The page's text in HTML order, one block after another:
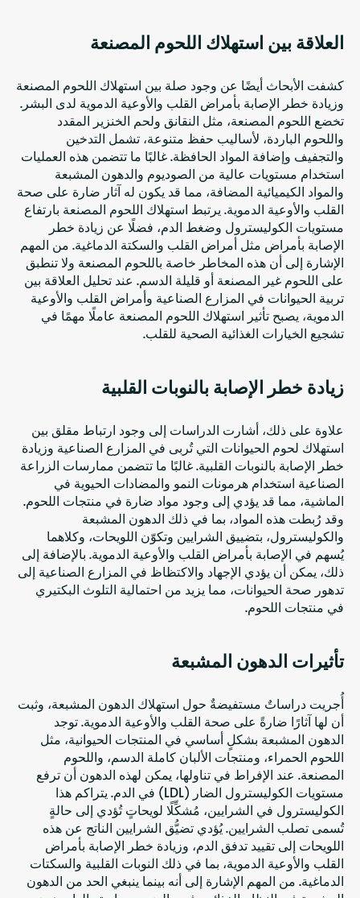
العلاقة بين استهلاك اللحوم المصنعة
كشفت الأبحاث أيضًا عن وجود صلة بين استهلاك اللحوم المصنعة
وزيادة خطر الإصابة بأمراض القلب والأوعية الدموية لدى البشر.
تخضع اللحوم المصنعة، مثل النقانق ولحم الخنزير المقدد
واللحوم الباردة، لأساليب حفظ متنوعة، تشمل التدخين
والتجفيف وإضافة المواد الحافظة. غالبًا ما تتضمن هذه العمليات
استخدام مستويات عالية من الصوديوم والدهون المشبعة
والمواد الكيميائية المضافة، مما قد يكون له آثار ضارة على صحة
القلب والأوعية الدموية. يرتبط استهلاك اللحوم المصنعة بارتفاع
مستويات الكوليسترول وضغط الدم، فضلًا عن زيادة خطر
الإصابة بأمراض مثل أمراض القلب والسكتة الدماغية. من المهم
الإشارة إلى أن هذه المخاطر خاصة باللحوم المصنعة ولا تنطبق
على اللحوم غير المصنعة أو قليلة الدسم. عند تحليل العلاقة بين
تربية الحيوانات في المزارع الصناعية وأمراض القلب والأوعية
الدموية، يصبح تأثير استهلاك اللحوم المصنعة عاملًا مهمًا في
تشجيع الخيارات الغذائية الصحية للقلب.
زيادة خطر الإصابة بالنوبات القلبية
علاوة على ذلك، أشارت الدراسات إلى وجود ارتباط مقلق بين
استهلاك لحوم الحيوانات التي تُربى في المزارع الصناعية وزيادة
خطر الإصابة بالنوبات القلبية. غالبًا ما تتضمن ممارسات الزراعة
الصناعية استخدام هرمونات النمو والمضادات الحيوية في
الماشية، مما قد يؤدي إلى وجود مواد ضارة في منتجات اللحوم.
وقد رُبطت هذه المواد، بما في ذلك الدهون المشبعة
والكوليسترول، بتضييق الشرايين وتكوّن اللويحات، وكلاهما
يُسهم في الإصابة بأمراض القلب والأوعية الدموية. بالإضافة إلى
ذلك، يمكن أن يؤدي الإجهاد والاكتظاظ في المزارع الصناعية إلى
تدهور صحة الحيوانات، مما يزيد من احتمالية التلوث البكتيري
في منتجات اللحوم.
تأثيرات الدهون المشبعة
أُجريت دراساتٌ مستفيضةٌ حول استهلاك الدهون المشبعة، وثبت
أن لها آثارًا ضارةً على صحة القلب والأوعية الدموية. توجد
الدهون المشبعة بشكلٍ أساسي في المنتجات الحيوانية، مثل
اللحوم الحمراء، ومنتجات الألبان كاملة الدسم، واللحوم
المصنعة. عند الإفراط في تناولها، يمكن لهذه الدهون أن ترفع
مستويات الكوليسترول الضار (LDL) في الدم. يتراكم هذا
الكوليسترول في الشرايين، مُشكِّلًا لويحاتٍ تُؤدي إلى حالةٍ
تُسمى تصلب الشرايين. يُؤدي تضيُّق الشرايين الناتج عن هذه
اللويحات إلى تقييد تدفق الدم، وزيادة خطر الإصابة بأمراض
القلب والأوعية الدموية، بما في ذلك النوبات القلبية والسكتات
الدماغية. من المهم الإشارة إلى أنه بينما ينبغي الحد من الدهون